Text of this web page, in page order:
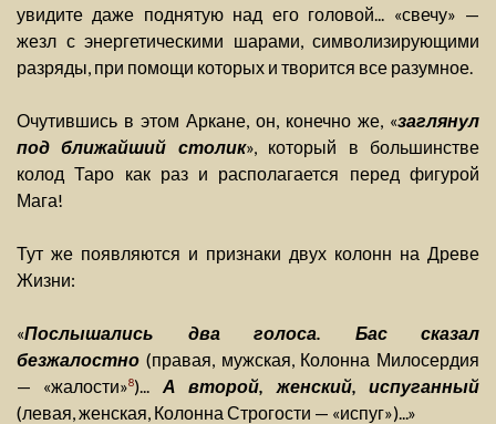
увидите даже поднятую над его головой... «свечу» —
жезл с энергетическими шарами, символизирующими
разряды, при помощи которых и творится все разумное.
Очутившись в этом Аркане, он, конечно же, «заглянул
под ближайший столик», который в большинстве
колод Таро как раз и располагается перед фигурой
Мага!
Тут же появляются и признаки двух колонн на Древе
Жизни:
«Послышались два голоса. Бас сказал
безжалостно (правая, мужская, Колонна Милосердия
— «жалости»8)... А второй, женский, испуганный
(левая, женская, Колонна Строгости — «испуг»)...»